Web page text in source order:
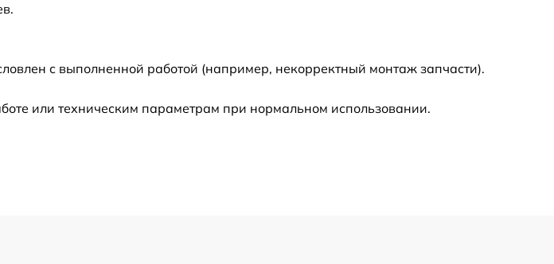
60 мин
30 мин 1600 р
с выполненной работой (например, некорректный монтаж запчасти).
или техническим параметрам при нормальном использовании.